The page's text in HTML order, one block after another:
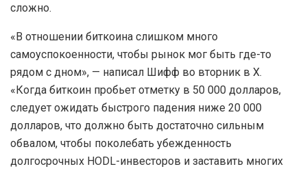
сложно.
«В отношении биткоина слишком много
самоуспокоенности, чтобы рынок мог быть где-то
рядом с дном», — написал Шифф во вторник в X.
«Когда биткоин пробьет отметку в 50 000 долларов,
следует ожидать быстрого падения ниже 20 000
долларов, что должно быть достаточно сильным
обвалом, чтобы поколебать убежденность
долгосрочных HODL-инвесторов и заставить многих